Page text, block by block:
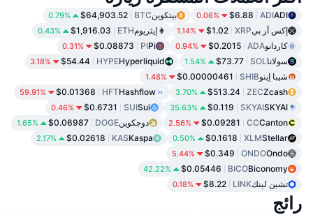
ADI
ADI
$6.88
0.06% بيتكوينBTC
$64,903.52
0.79%
إكس أر بيXRP
$1.02
1.14% إيثريومETH
$1,916.03
0.43%
كاردانوADA
$0.2015
0.94%
Pi
PI
$0.08873
0.31%
سولانا SOL
$73.77
1.54%
Hyperliquid
HYPE
$54.44
3.18%
شيبا إينوSHIB
$0.00000461
1.48%
Zcash
ZEC
$513.24
3.70%
Hashflow
HFT
$0.01368
59.91%
SKYAI
SKYAI
$0.119
35.63%
Sui
SUI
$0.6731
0.46%
Canton
CC
$0.09281
2.56% دوجكوينDOGE
$0.06987
1.65%
Stellar
XLM
$0.1618
0.50%
Kaspa
KAS
$0.02618
2.17%
Ondo
ONDO
$0.349
5.44%
Biconomy
BICO
$0.05446
42.22%
تشين لينكLINK
$8.22
0.18%
رائج